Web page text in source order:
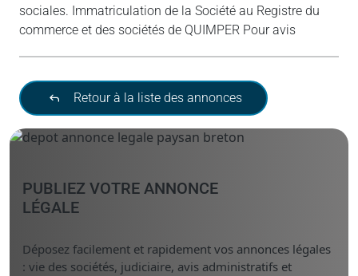
sociales. Immatriculation de la Société au Registre du
commerce et des sociétés de QUIMPER Pour avis
Retour à la liste des annonces
PUBLIEZ VOTRE ANNONCE
LÉGALE
Déposez facilement et rapidement vos annonces légales
: vie des sociétés, judiciaire, avis administratifs et